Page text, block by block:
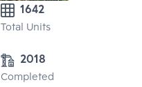
1642
Total Units
2018
Completed